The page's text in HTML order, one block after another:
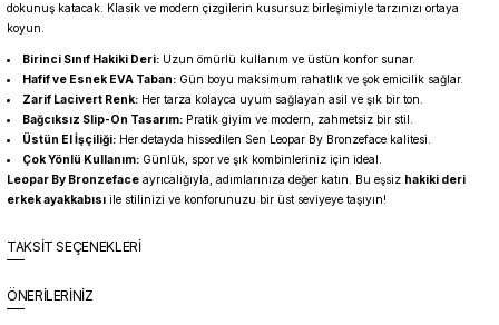
dokunuş katacak. Klasik ve modern çizgilerin kusursuz birleşimiyle tarzınızı ortaya
koyun.
Birinci Sınıf Hakiki Deri: Uzun ömürlü kullanım ve üstün konfor sunar.
Hafif ve Esnek EVA Taban: Gün boyu maksimum rahatlık ve şok emicilik sağlar.
Zarif Lacivert Renk: Her tarza kolayca uyum sağlayan asil ve şık bir ton.
Bağcıksız Slip-On Tasarım: Pratik giyim ve modern, zahmetsiz bir stil.
Üstün El İşçiliği: Her detayda hissedilen Sen Leopar By Bronzeface kalitesi.
Çok Yönlü Kullanım: Günlük, spor ve şık kombinleriniz için ideal.
Leopar By Bronzeface ayrıcalığıyla, adımlarınıza değer katın. Bu eşsiz hakiki deri
erkek ayakkabısı ile stilinizi ve konforunuzu bir üst seviyeye taşıyın!
TAKSİT SEÇENEKLERİ
ÖNERİLERİNİZ